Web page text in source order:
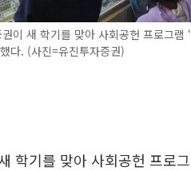
이 새 학기를 맞아 사회공헌 프로그램
다. (사진=유진투자증권)
학기를 맞아 사회공헌 프로